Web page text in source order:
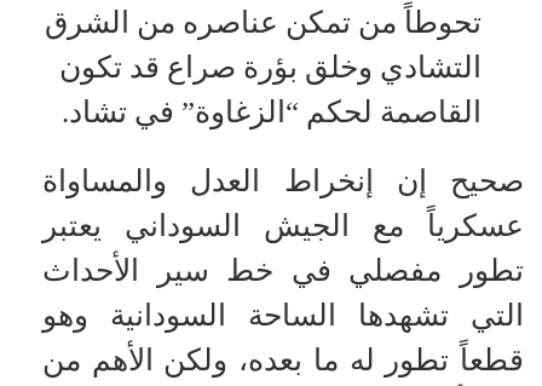
تحوطاً من تمكن عناصره من الشرق
التشادي وخلق بؤرة صراع قد تكون
القاصمة لحكم “الزغاوة” في تشاد.
صحيح إن إنخراط العدل والمساواة
عسكرياً مع الجيش السوداني يعتبر
تطور مفصلي في خط سير الأحداث
التي تشهدها الساحة السودانية وهو
قطعاً تطور له ما بعده، ولكن الأهم من